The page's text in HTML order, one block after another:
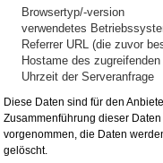
Browsertyp/-version
verwendetes
Referrer URL (die zuvor
Hostame des
Uhrzeit der Serveranfrage
Diese Daten sind für den
Zusammenführung dieser
vorgenommen, die Daten
gelöscht.